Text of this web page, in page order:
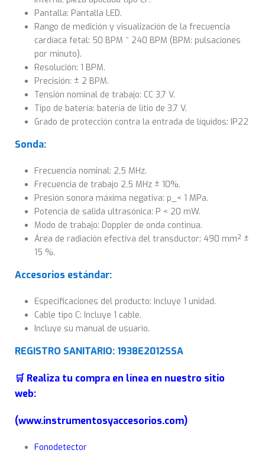
Pantalla: Pantalla LED.
Rango de medición y visualización de la frecuencia
cardíaca fetal: 50 BPM ~ 240 BPM (BPM: pulsaciones
por minuto).
Resolución: 1 BPM.
Precisión: ± 2 BPM.
Tensión nominal de trabajo: CC 3,7 V.
Tipo de batería: batería de litio de 3,7 V.
Grado de protección contra la entrada de líquidos: IP22
Sonda:
Frecuencia nominal: 2,5 MHz.
Frecuencia de trabajo 2,5 MHz ± 10%.
Presión sonora máxima negativa: p_< 1 MPa.
Potencia de salida ultrasónica: P < 20 mW.
Modo de trabajo: Doppler de onda continua.
Área de radiación efectiva del transductor: 490 mm² ±
15 %.
Accesorios estándar:
Especificaciones del producto: Incluye 1 unidad.
Cable tipo C: Incluye 1 cable.
Incluye su manual de usuario.
REGISTRO SANITARIO: 1938E2012SSA
🛒 Realiza tu compra en línea en nuestro sitio
web:
(www.instrumentosyaccesorios.com)
Fonodetector